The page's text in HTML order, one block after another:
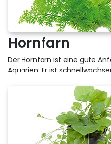
Hornfarn
Der Hornfarn ist eine gute
Aquarien: Er ist